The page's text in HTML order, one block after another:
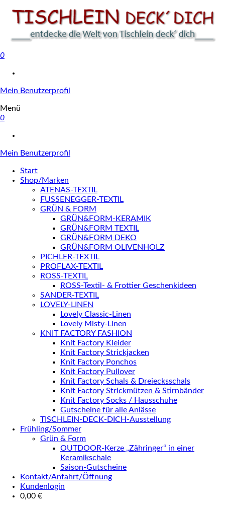
0
Mein Benutzerprofil
Menü
0
Mein Benutzerprofil
Start
Shop/Marken
ATENAS-TEXTIL
FUSSENEGGER-TEXTIL
GRÜN & FORM
GRÜN&FORM-KERAMIK
GRÜN&FORM TEXTIL
GRÜN&FORM DEKO
GRÜN&FORM OLIVENHOLZ
PICHLER-TEXTIL
PROFLAX-TEXTIL
ROSS-TEXTIL
ROSS-Textil- & Frottier Geschenkideen
SANDER-TEXTIL
LOVELY-LINEN
Lovely Classic-Linen
Lovely Misty-Linen
KNIT FACTORY FASHION
Knit Factory Kleider
Knit Factory Strickjacken
Knit Factory Ponchos
Knit Factory Pullover
Knit Factory Schals & Dreiecksschals
Knit Factory Strickmützen & Stirnbänder
Knit Factory Socks / Hausschuhe
Gutscheine für alle Anlässe
TISCHLEIN-DECK-DICH-Ausstellung
Frühling/Sommer
Grün & Form
OUTDOOR-Kerze „Zähringer“ in einer
Keramikschale
Saison-Gutscheine
Kontakt/Anfahrt/Öffnung
Kundenlogin
0,00 €